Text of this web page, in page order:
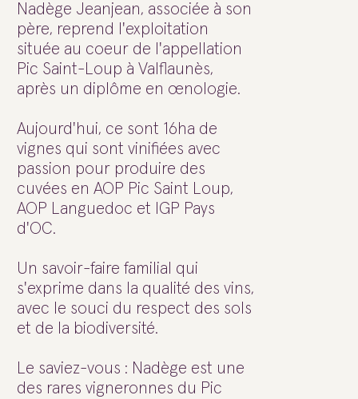
Nadège Jeanjean, associée à son
père, reprend l'exploitation
située au coeur de l'appellation
Pic Saint-Loup à Valflaunès,
après un diplôme en œnologie.
Aujourd'hui, ce sont 16ha de
vignes qui sont vinifiées avec
passion pour produire des
cuvées en AOP Pic Saint Loup,
AOP Languedoc et IGP Pays
d'OC.
Un savoir-faire familial qui
s'exprime dans la qualité des vins,
avec le souci du respect des sols
et de la biodiversité.
Le saviez-vous : Nadège est une
des rares vigneronnes du Pic